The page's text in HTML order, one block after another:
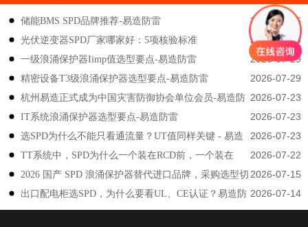
2026-08-06
储能BMS SPD品牌推荐-易造防雷
2026-08-05
光伏逆变器SPD厂家哪家好：5项核验标准
2026-07-29
一级浪涌保护器Iimp值选型要点-易造防雷
2026-07-29
精密设备T3级浪涌保护器选型要点-易造防雷
2026-07-23
杭州易造正式成为中国灾害防御协会单位会员-易造防
雷
2026-07-23
IT系统浪涌保护器选型要点-易造防雷
2026-07-23
选SPD为什么不能只看通流量？UT值同样关键 - 易造
防雷
2026-07-22
TT系统中，SPD为什么一个装在RCD前，一个装在
后？-易造防雷
2026-07-15
2026 国产 SPD 浪涌保护器替代进口品牌，采购选型切
勿只对比价格-易造防雷
2026-07-14
出口配电柜选SPD，为什么要看UL、CE认证？易造防